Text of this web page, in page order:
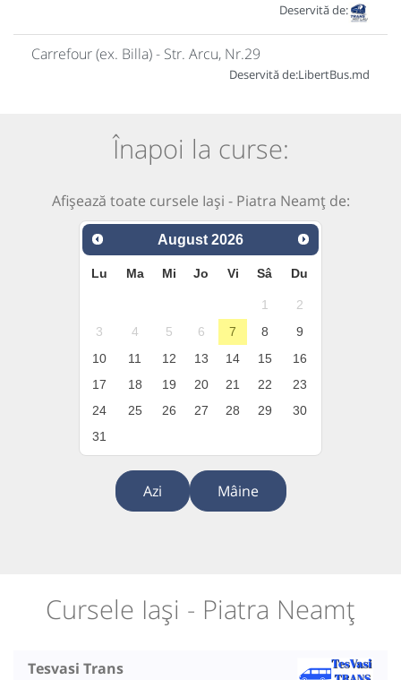
Deservită de:
Carrefour (ex. Billa) - Str. Arcu, Nr.29
Deservită de:LibertBus.md
Înapoi la curse:
Afișează toate cursele Iași - Piatra Neamț de:
August 2026
Lu Ma Mi Jo Vi Sâ Du
1
2
3
4 5 6 7 8
9
10
11 12 13 14 15
16
17
18 19 20 21 22
23
24
25 26 27 28 29
30
31
Azi Mâine
Cursele Iași - Piatra Neamț
Tesvasi Trans